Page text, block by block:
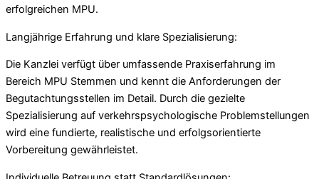
erfolgreichen MPU.
Langjährige Erfahrung und klare Spezialisierung:
Die Kanzlei verfügt über umfassende Praxiserfahrung im
Bereich MPU Stemmen und kennt die Anforderungen der
Begutachtungsstellen im Detail. Durch die gezielte
Spezialisierung auf verkehrspsychologische Problemstellungen
wird eine fundierte, realistische und erfolgsorientierte
Vorbereitung gewährleistet.